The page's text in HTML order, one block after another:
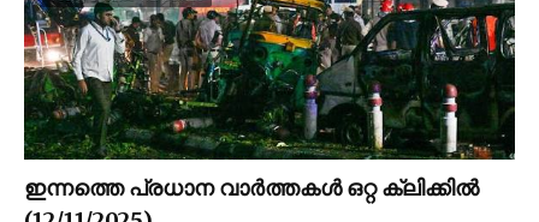
ഇന്നത്തെ പ്രധാന വാർത്തകൾ ഒറ്റ ക്ലിക്കിൽ